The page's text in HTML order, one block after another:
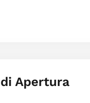
Apertura